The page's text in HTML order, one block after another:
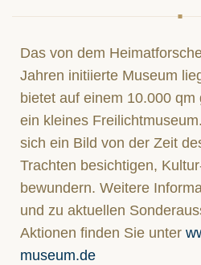
Das von dem
Jahren initiierte Museum
bietet auf einem 10.000
ein kleines
sich ein Bild von der Zeit
Trachten besichtigen,
bewundern. Weitere
und zu aktuellen
Aktionen finden Sie unter
museum.de